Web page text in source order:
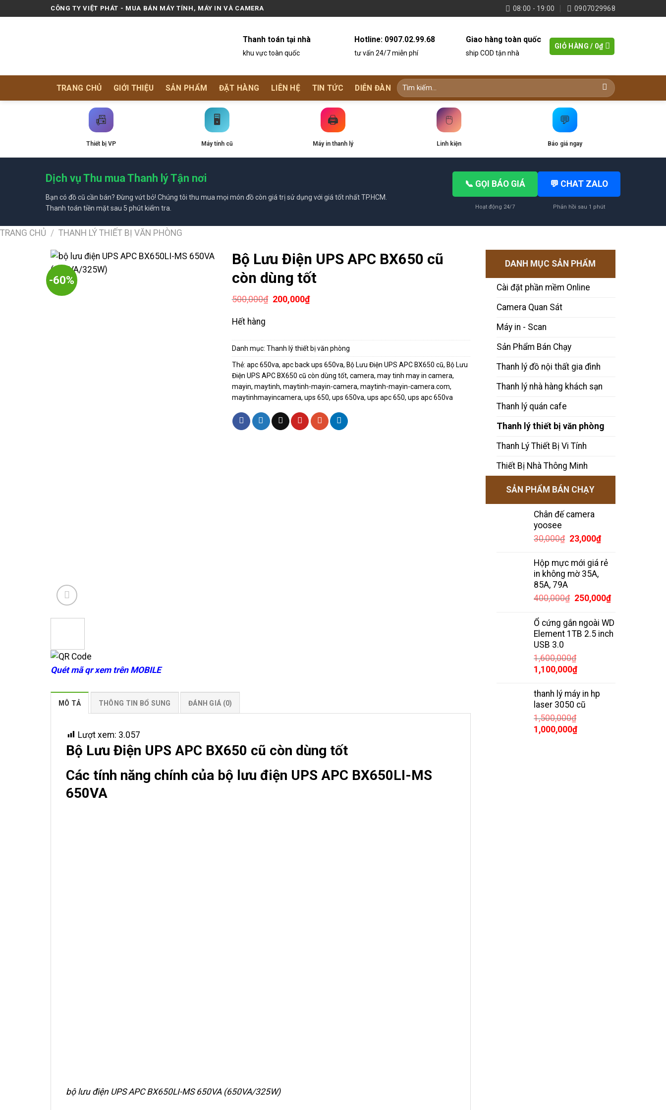
to
CÔNG TY VIỆT PHÁT - MUA BÁN MÁY TÍNH, MÁY IN VÀ CAMERA 08:00 - 19:00 0907029968
Thanh toán tại nhà
khu vực toàn quốc
Hotline: 0907.02.99.68
tư vấn 24/7 miễn phí
Giao hàng toàn quốc
ship COD tận nhà
GIỎ HÀNG / 0₫
TRANG CHỦ GIỚI THIỆU SẢN PHẨM ĐẶT HÀNG LIÊN HỆ TIN TỨC DIỄN ĐÀN
📠
Thiết bị VP
🖥️
Máy tính cũ
🖨️
Máy in thanh lý
🖱️
Linh kiện
💬
Báo giá ngay
Dịch vụ Thu mua Thanh lý Tận nơi
Bạn có đồ cũ cần bán? Đừng vứt bỏ! Chúng tôi thu mua mọi món đồ còn giá trị sử dụng với giá tốt nhất TP.HCM.
Thanh toán tiền mặt sau 5 phút kiểm tra.
📞 GỌI BÁO GIÁ
Hoạt động 24/7
💬 CHAT ZALO
Phản hồi sau 1 phút
TRANG CHỦ / THANH LÝ THIẾT BỊ VĂN PHÒNG
-60%
Quét mã qr xem trên MOBILE
Bộ Lưu Điện UPS APC BX650 cũ
còn dùng tốt
500,000₫ Giá
200,000₫Giá
hiện
Hết hàng
Danh mục: Thanh lý thiết bị văn phòng
Thẻ: apc 650va, apc back ups 650va, Bộ Lưu Điện UPS APC BX650 cũ, Bộ Lưu
Điện UPS APC BX650 cũ còn dùng tốt, camera, may tinh may in camera,
mayin, maytinh, maytinh-mayin-camera, maytinh-mayin-camera.com,
maytinhmayincamera, ups 650, ups 650va, ups apc 650, ups apc 650va
MÔ TẢ THÔNG TIN BỔ SUNG ĐÁNH GIÁ (0)
Lượt xem: 3.057
Bộ Lưu Điện UPS APC BX650 cũ còn dùng tốt
Các tính năng chính của bộ lưu điện UPS APC BX650LI-MS
650VA
bộ lưu điện UPS APC BX650LI-MS 650VA (650VA/325W)
DANH MỤC SẢN PHẨM
Cài đặt phần mềm Online
Camera Quan Sát
Máy in - Scan
Sản Phẩm Bán Chạy
Thanh lý đồ nội thất gia đình
Thanh lý nhà hàng khách sạn
Thanh lý quán cafe
Thanh lý thiết bị văn phòng
Thanh Lý Thiết Bị Vi Tính
Thiết Bị Nhà Thông Minh
SẢN PHẨM BÁN CHẠY
Chân đế camera
yoosee
30,000₫ Giá
là:
30,000₫.
23,000₫Giá
tại
Hộp mực mới giá rẻ
in không mờ 35A,
85A, 79A
400,000₫ Giá
là:
400,000₫.
250,000₫Giá
tại
là:
Ổ cứng gắn ngoài WD
Element 1TB 2.5 inch
USB 3.0
1,600,000₫
Giá
là:
1,600,000₫.
1,100,000₫Giá
tại
là:
thanh lý máy in hp
laser 3050 cũ
1,500,000₫
Giá
1,000,000₫Giá